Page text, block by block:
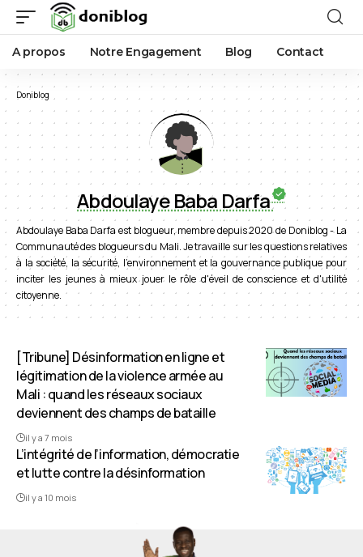
A propos Notre Engagement Blog Contact
Doniblog
Abdoulaye Baba Darfa
Abdoulaye Baba Darfa est blogueur, membre depuis 2020 de Doniblog - La
Communauté des blogueurs du Mali. Je travaille sur les questions relatives
à la société, la sécurité, l'environnement et la gouvernance publique pour
inciter les jeunes à mieux jouer le rôle d'éveil de conscience et d'utilité
citoyenne.
[Tribune] Désinformation en ligne et
légitimation de la violence armée au
Mali : quand les réseaux sociaux
deviennent des champs de bataille
il y a 7 mois
L’intégrité de l’information, démocratie
et lutte contre la désinformation
il y a 10 mois